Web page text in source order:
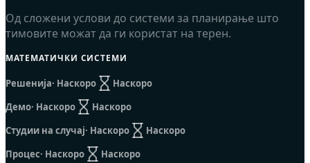
Од сложени услови до системи за планирање што
тимовите можат да ги користат на терен.
МАТЕМАТИЧКИ СИСТЕМИ
Решенија· Наскоро
Наскоро
Демо· Наскоро
Наскоро
Студии на случај· Наскоро
Наскоро
Процес· Наскоро
Наскоро